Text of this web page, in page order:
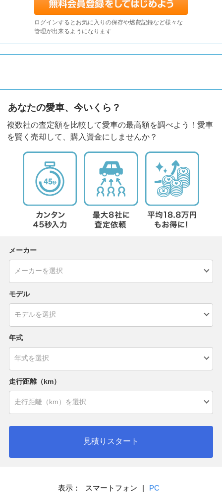
ログインするとお気に入りの保存や燃費記録など様々な
管理が出来るようになります
あなたの愛車、今いくら？
複数社の査定額を比較して愛車の最高額を調べよう！愛車
を賢く売却して、購入資金にしませんか？
メーカー
モデル
年式
走行距離（km）
見積りスタート
表示： スマートフォン | PC